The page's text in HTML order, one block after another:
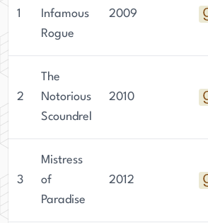
1
Infamous
Rogue
2009
2
The
Notorious
Scoundrel
2010
3
Mistress
of
Paradise
2012